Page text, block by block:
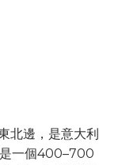
邊，是意大利
一個400–700